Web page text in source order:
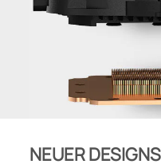
NEUER